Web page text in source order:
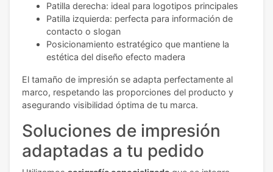
Patilla derecha: ideal para logotipos principales
Patilla izquierda: perfecta para información de
contacto o slogan
Posicionamiento estratégico que mantiene la
estética del diseño efecto madera
El tamaño de impresión se adapta perfectamente al
marco, respetando las proporciones del producto y
asegurando visibilidad óptima de tu marca.
Soluciones de impresión
adaptadas a tu pedido